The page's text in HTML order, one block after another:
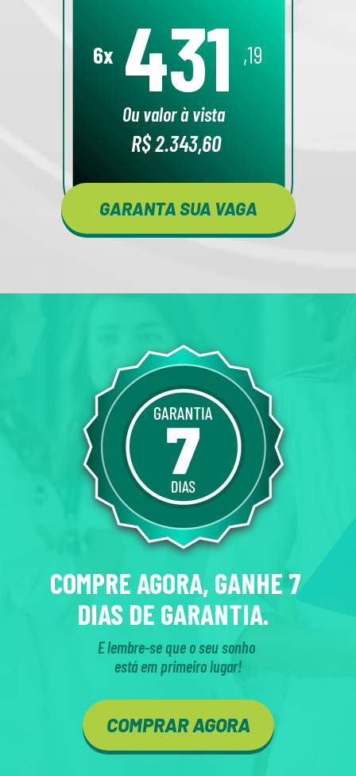
Ou valor à vista
431 ,19
6x
R$ 2.343,60
GARANTA SUA VAGA
COMPRE AGORA, GANHE 7
DIAS DE GARANTIA.
E lembre-se que o seu sonho
está em primeiro lugar!
COMPRAR AGORA